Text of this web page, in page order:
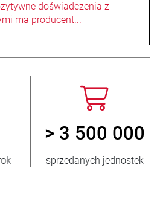
doświadczenia z
ma producent...
> 3 500 000
sprzedanych jednostek